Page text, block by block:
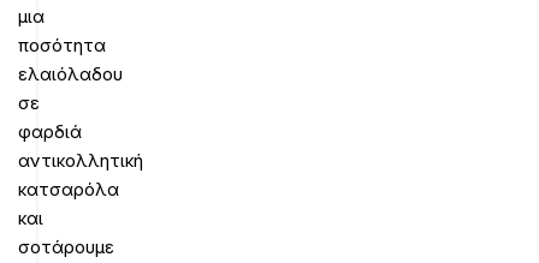
μια
ποσότητα
ελαιόλαδου
σε
φαρδιά
αντικολλητική
κατσαρόλα
και
σοτάρουμε